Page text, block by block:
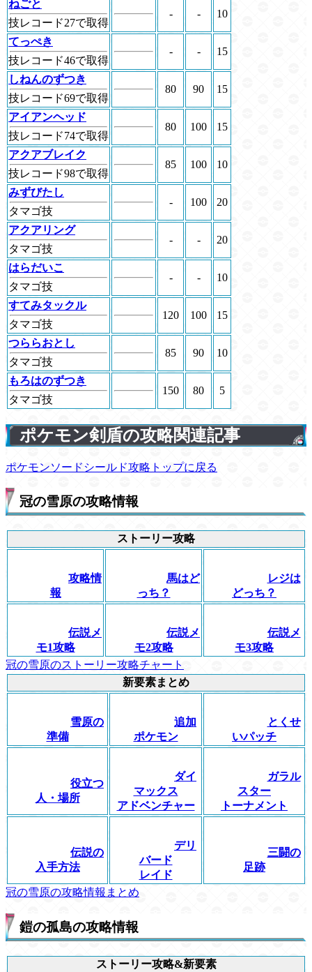
ねごと
技レコード27で取得
- - 10
てっぺき
技レコード46で取得
- - 15
しねんのずつき
技レコード69で取得
80 90 15
アイアンヘッド
技レコード74で取得
80 100 15
アクアブレイク
技レコード98で取得
85 100 10
みずびたし
タマゴ技
- 100 20
アクアリング
タマゴ技
- - 20
はらだいこ
タマゴ技
- - 10
すてみタックル
タマゴ技
120 100 15
つららおとし
タマゴ技
85 90 10
もろはのずつき
タマゴ技
150 80 5
ポケモン剣盾の攻略関連記事
ポケモンソードシールド攻略トップに戻る
冠の雪原の攻略情報
ストーリー攻略
攻略情
報
馬はど
っち？
レジは
どっち？
伝説メ
モ1攻略
伝説メ
モ2攻略
伝説メ
モ3攻略
冠の雪原のストーリー攻略チャート
新要素まとめ
雪原の
準備
追加
ポケモン
とくせ
いパッチ
役立つ
人・場所
ダイ
マックス
アドベンチャー
ガラル
スター
トーナメント
伝説の
入手方法
デリ
バード
レイド
三闘の
足跡
冠の雪原の攻略情報まとめ
鎧の孤島の攻略情報
ストーリー攻略&新要素